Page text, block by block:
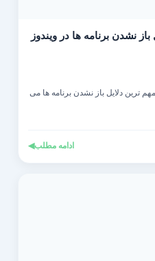
ترین دلایل باز نشدن برنامه ها می
ادامه مطلب◀